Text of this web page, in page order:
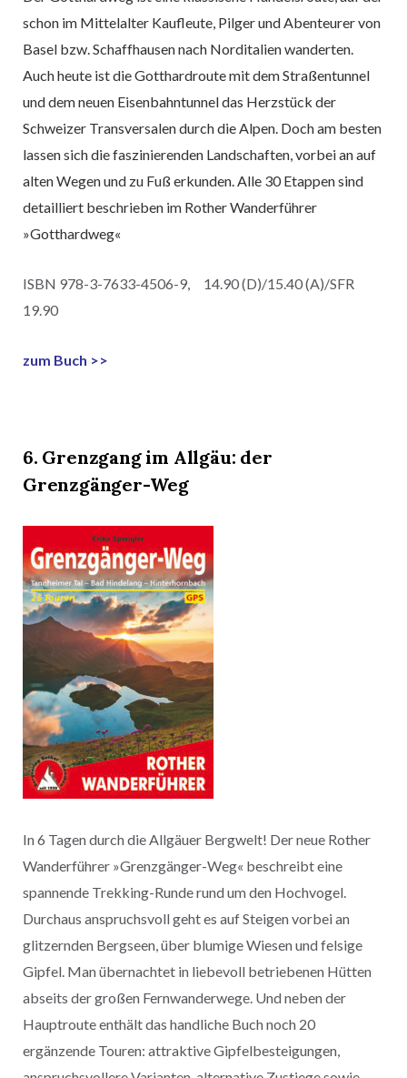
schon im Mittelalter Kaufleute, Pilger und Abenteurer von
Basel bzw. Schaffhausen nach Norditalien wanderten.
Auch heute ist die Gotthardroute mit dem Straßentunnel
und dem neuen Eisenbahntunnel das Herzstück der
Schweizer Transversalen durch die Alpen. Doch am besten
lassen sich die faszinierenden Landschaften, vorbei an auf
alten Wegen und zu Fuß erkunden. Alle 30 Etappen sind
detailliert beschrieben im Rother Wanderführer
»Gotthardweg«
ISBN 978-3-7633-4506-9, 14.90 (D)/15.40 (A)/SFR
19.90
zum Buch >>
6. Grenzgang im Allgäu: der
Grenzgänger-Weg
In 6 Tagen durch die Allgäuer Bergwelt! Der neue Rother
Wanderführer »Grenzgänger-Weg« beschreibt eine
spannende Trekking-Runde rund um den Hochvogel.
Durchaus anspruchsvoll geht es auf Steigen vorbei an
glitzernden Bergseen, über blumige Wiesen und felsige
Gipfel. Man übernachtet in liebevoll betriebenen Hütten
abseits der großen Fernwanderwege. Und neben der
Hauptroute enthält das handliche Buch noch 20
ergänzende Touren: attraktive Gipfelbesteigungen,